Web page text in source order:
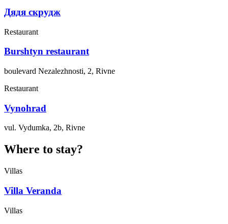
Дядя скрудж
Restaurant
Burshtyn restaurant
boulevard Nezalezhnosti, 2, Rivne
Restaurant
Vynohrad
vul. Vydumka, 2b, Rivne
Where to stay?
Villas
Villa Veranda
Villas